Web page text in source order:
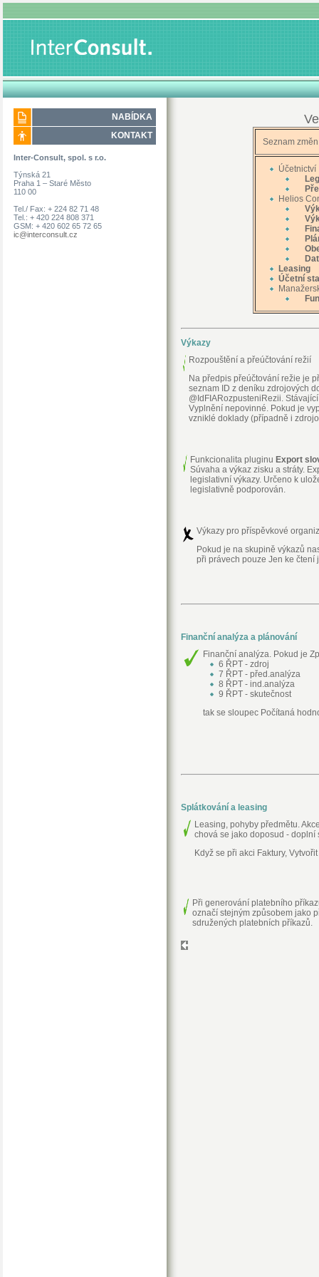
NABÍDKA
KONTAKT
Inter-Consult, spol. s r.o.
Týnská 21
Praha 1 – Staré Město
110 00
Tel./ Fax: + 224 82 71 48
Tel.: + 420 224 808 371
GSM: + 420 602 65 72 65
ic@interconsult.cz
Seznam
Účetnictví
Helios
Leasing
Účetní
Výkazy
Rozpouštění a přeúčtování režií
Na předpis přeúčtování režie je
seznam ID z deníku zdrojových
@IdFIARozpusteniRezii.
Vyplnění nepovinné. Pokud je
vzniklé doklady (případně i
Funkcionalita pluginu Export
Súvaha a výkaz zisku a stráty.
legislativní výkazy. Určeno k
legislativně podporován.
Výkazy pro příspěvkové
Pokud je na skupině výkazů
při právech pouze Jen ke čtení
Finanční analýza a plánování
Finanční analýza. Pokud je
6 ŘPT - zdroj
7 ŘPT - před.analýza
8 ŘPT - ind.analýza
9 ŘPT - skutečnost
tak se sloupec Počítaná
Splátkování a leasing
Leasing, pohyby předmětu.
chová se jako doposud - doplní
Když se při akci Faktury,
Při generování platebního
označí stejným způsobem jako
sdružených platebních příkazů.